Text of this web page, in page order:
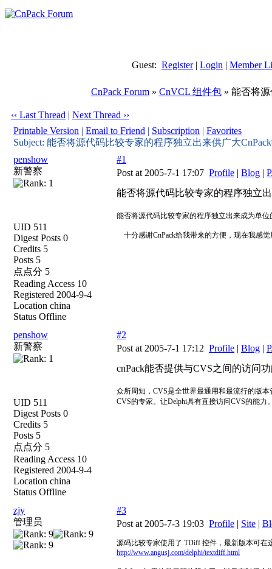
Guest: Register| Login | Member
CnPack Forum» CnVCL 组件包» 能否将源
‹‹ Last Thread | Next Thread ››
Printable Version | Email to Friend | Subscription | Favorites
Subject: 能否将源代码比较专家的程序独立出来供广大
penshow
新警察
UID 511
Digest Posts 0
Credits 5
Posts 5
点点分 5
Reading Access 10
Registered 2004-9-4
Location china
Status Offline
#1
Post at 2005-7-1 17:07 Profile | Blog |
能否将源代码比较专家的程序独立
能否将源代码比较专家的程序独立出来成为单
十分感谢CnPack给我带来的方便，现在我感
penshow
新警察
UID 511
Digest Posts 0
Credits 5
Posts 5
点点分 5
Reading Access 10
Registered 2004-9-4
Location china
Status Offline
#2
Post at 2005-7-1 17:12 Profile | Blog |
cnPack能否提供与CVS之间的访问
众所周知，CVS是全世界最通用和最流行的版
CVS的专家。让Delphi具有直接访问CVS的能
zjy
管理员
#3
Post at 2005-7-3 19:03 Profile | Site |
源码比较专家使用了 TDiff 控件，最新版本可在
http://www.angusj.com/delphi/textdiff.html